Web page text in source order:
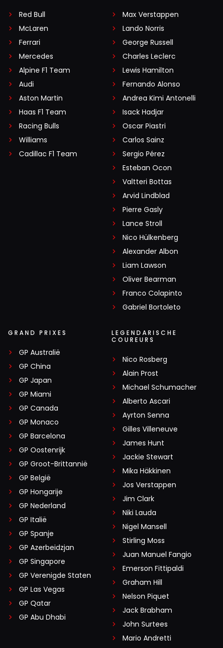
Red Bull
McLaren
Ferrari
Mercedes
Alpine F1 Team
Audi
Aston Martin
Haas F1 Team
Racing Bulls
Williams
Cadillac F1 Team
Max Verstappen
Lando Norris
George Russell
Charles Leclerc
Lewis Hamilton
Fernando Alonso
Andrea Kimi Antonelli
Isack Hadjar
Oscar Piastri
Carlos Sainz
Sergio Pérez
Esteban Ocon
Valtteri Bottas
Arvid Lindblad
Pierre Gasly
Lance Stroll
Nico Hülkenberg
Alexander Albon
Liam Lawson
Oliver Bearman
Franco Colapinto
Gabriel Bortoleto
GRAND PRIXES
GP Australië
GP China
GP Japan
GP Miami
GP Canada
GP Monaco
GP Barcelona
GP Oostenrijk
GP Groot-Brittannië
GP België
GP Hongarije
GP Nederland
GP Italië
GP Spanje
GP Azerbeidzjan
GP Singapore
GP Verenigde Staten
GP Las Vegas
GP Qatar
GP Abu Dhabi
LEGENDARISCHE
COUREURS
Nico Rosberg
Alain Prost
Michael Schumacher
Alberto Ascari
Ayrton Senna
Gilles Villeneuve
James Hunt
Jackie Stewart
Mika Häkkinen
Jos Verstappen
Jim Clark
Niki Lauda
Nigel Mansell
Stirling Moss
Juan Manuel Fangio
Emerson Fittipaldi
Graham Hill
Nelson Piquet
Jack Brabham
John Surtees
Mario Andretti